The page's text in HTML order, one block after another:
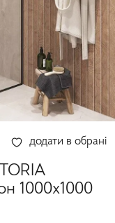
додати в обрані
1000х1000